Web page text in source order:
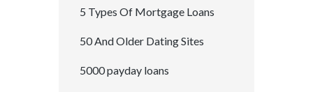
5 Types Of Mortgage Loans
50 And Older Dating Sites
5000 payday loans